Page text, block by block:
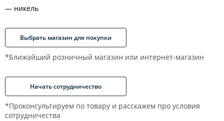
никель
Выбрать магазин для покупки
*Ближайший розничный магазин или интернет-магазин
Начать сотрудничество
*Проконсультируем по товару и расскажем про условия
сотрудничества